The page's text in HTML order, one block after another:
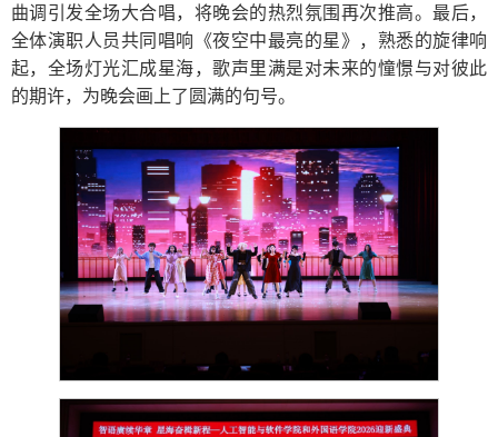
曲调引发全场大合唱，将晚会的热烈氛围再次推高。最后，
全体演职人员共同唱响《夜空中最亮的星》，熟悉的旋律响
起，全场灯光汇成星海，歌声里满是对未来的憧憬与对彼此
的期许，为晚会画上了圆满的句号。